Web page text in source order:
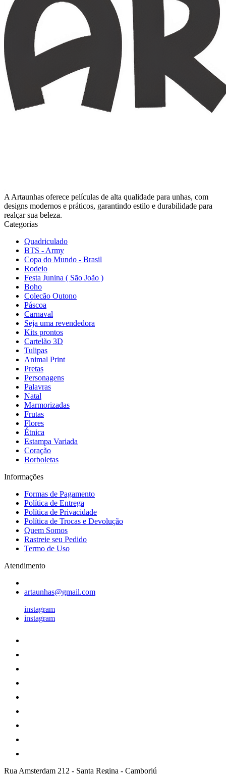
A Artaunhas oferece películas de alta qualidade para unhas, com
designs modernos e práticos, garantindo estilo e durabilidade para
realçar sua beleza.
Categorias
Quadriculado
BTS - Army
Copa do Mundo - Brasil
Rodeio
Festa Junina ( São João )
Boho
Colecão Outono
Páscoa
Carnaval
Seja uma revendedora
Kits prontos
Cartelão 3D
Tulipas
Animal Print
Pretas
Personagens
Palavras
Natal
Marmorizadas
Frutas
Flores
Étnica
Estampa Variada
Coração
Borboletas
Informações
Formas de Pagamento
Política de Entrega
Política de Privacidade
Política de Trocas e Devolução
Quem Somos
Rastreie seu Pedido
Termo de Uso
Atendimento
artaunhas@gmail.com
instagram
instagram
Rua Amsterdam 212 - Santa Regina - Camboriú